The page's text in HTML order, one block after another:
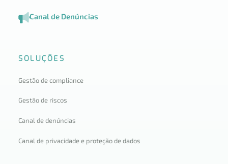
Canal de Denúncias
SOLUÇÕES
Gestão de compliance
Gestão de riscos
Canal de denúncias
Canal de privacidade e proteção de dados